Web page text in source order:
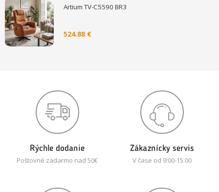
Artium TV-C5590 BR3
524.88 €
Rýchle dodanie
Poštovné zadarmo nad 50€
Zákaznícky servis
V čase od 9:00-15:00